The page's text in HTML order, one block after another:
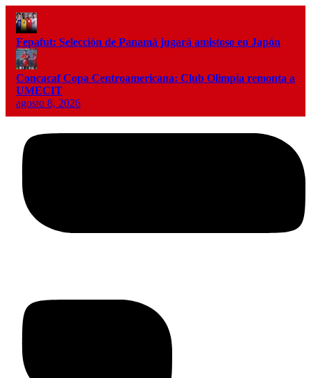
Fepafut: Selección de Panamá jugará amistoso en Japón
Concacaf Copa Centroamericana: Club Olimpia remonta a
UMECIT
agosto 8, 2026